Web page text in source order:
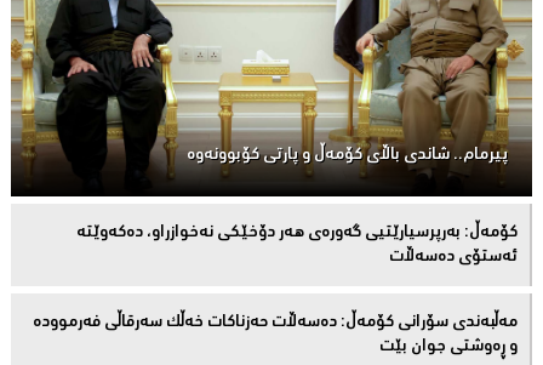
پیرمام.. شاندی باڵای كۆمه‌ڵ و پارتی كۆبوونه‌وه‌
كۆمەڵ: بەرپرسیارێتیی گەورەی هەر دۆخێکی نەخوازراو، دەكەوێتە
ئەستۆی دەسەڵات
مەڵبەندى سۆرانى کۆمەڵ: دەسەڵات حەزناکات خەڵک سەرقاڵى فەرموودە
و ڕەوشتى جوان بێت